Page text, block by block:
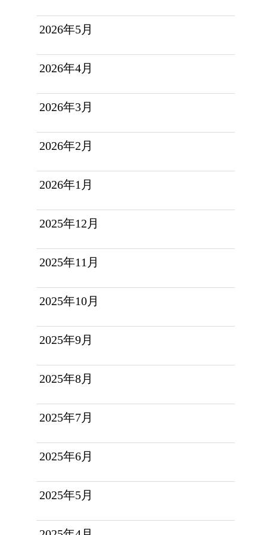
2026年5月
2026年4月
2026年3月
2026年2月
2026年1月
2025年12月
2025年11月
2025年10月
2025年9月
2025年8月
2025年7月
2025年6月
2025年5月